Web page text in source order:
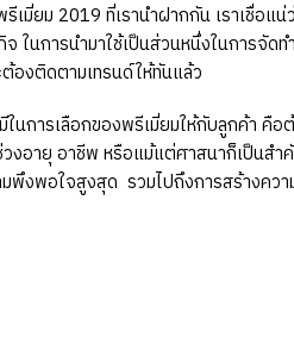
เมี่ยม 2019 ที่เรานำฝากกัน เราเชื่อ
ในการนำมาใช้เป็นส่วนหนึ่งในการจัด
องติดตามเทรนด์ให้ทันแล้ว
การเลือกของพรีเมี่ยมให้กับลูกค้า คื
อายุ อาชีพ หรือแม้แต่ศาสนาก็เป็นสำ
มพึงพอใจสูงสุด รวมไปถึงการสร้างค